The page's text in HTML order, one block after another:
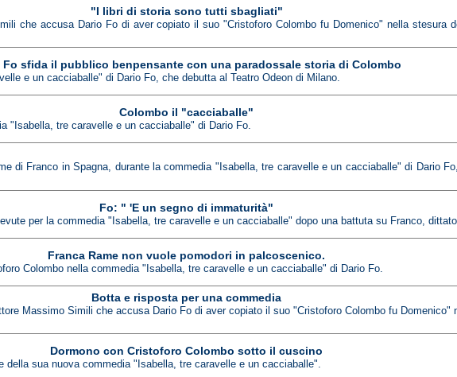
"I libri di storia sono tutti sbagliati"
che accusa Dario Fo di aver copiato il suo "Cristoforo Colombo fu Domenico" nella stesura
Fo sfida il pubblico benpensante con una paradossale storia di Colombo
e un cacciaballe" di Dario Fo, che debutta al Teatro Odeon di Milano.
Colombo il "cacciaballe"
"Isabella, tre caravelle e un cacciaballe" di Dario Fo.
di Franco in Spagna, durante la commedia "Isabella, tre caravelle e un cacciaballe" di Dario
Fo: " 'E un segno di immaturità"
per la commedia "Isabella, tre caravelle e un cacciaballe" dopo una battuta su Franco,
Franca Rame non vuole pomodori in palcoscenico.
Colombo nella commedia "Isabella, tre caravelle e un cacciaballe" di Dario Fo.
Botta e risposta per una commedia
Massimo Simili che accusa Dario Fo di aver copiato il suo "Cristoforo Colombo fu Domenico"
Dormono con Cristoforo Colombo sotto il cuscino
della sua nuova commedia "Isabella, tre caravelle e un cacciaballe".